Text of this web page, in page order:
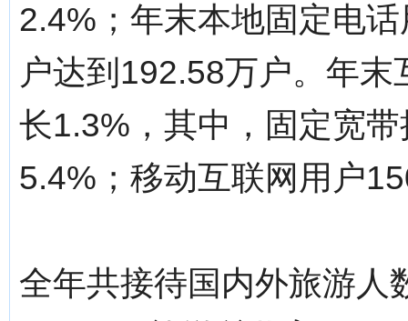
2.4%；年末本地固定电
户达到192.58万户。年
长1.3%，其中，固定宽
5.4%；移动互联网用户
全年共接待国内外旅游人